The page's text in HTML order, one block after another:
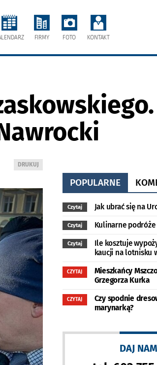
FIRMY FOTO KONTAKT
WYDRUKUJ
DRUKUJ
POPULARNE
Czytaj Jak ubrać się na
Czytaj Kulinarne podróże
Czytaj
Ile kosztuje
kaucji na lotnisku
CZYTAJ
Mieszkańcy
Grzegorza Kurka
CZYTAJ
Czy spodnie
marynarką?
DAJ